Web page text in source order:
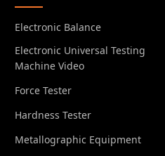
Electronic Balance
Electronic Universal Testing
Machine Video
Force Tester
Hardness Tester
Metallographic Equipment